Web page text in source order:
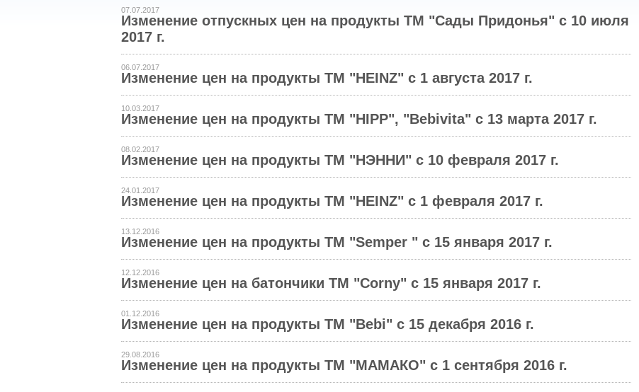
07.07.2017
Изменение отпускных цен на продукты ТМ "Сады Придонья" с 10 июля
2017 г.
06.07.2017
Изменение цен на продукты ТМ "HEINZ" с 1 августа 2017 г.
10.03.2017
Изменение цен на продукты ТМ "HIPР", "Bebivita" с 13 марта 2017 г.
08.02.2017
Изменение цен на продукты ТМ "НЭННИ" с 10 февраля 2017 г.
24.01.2017
Изменение цен на продукты ТМ "HEINZ" с 1 февраля 2017 г.
13.12.2016
Изменение цен на продукты ТМ "Semper " с 15 января 2017 г.
12.12.2016
Изменение цен на батончики ТМ "Corny" с 15 января 2017 г.
01.12.2016
Изменение цен на продукты ТМ "Bebi" с 15 декабря 2016 г.
29.08.2016
Изменение цен на продукты ТМ "МАМАКО" с 1 сентября 2016 г.